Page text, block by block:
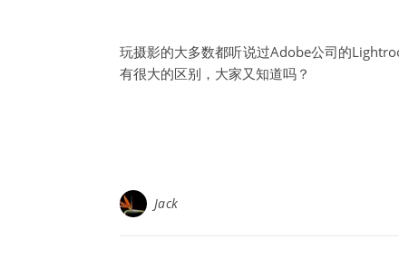
玩摄影的大多数都听说过Adobe公司的
有很大的区别，大家又知道吗？
Jack